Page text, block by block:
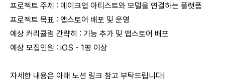
프로젝트 주제 : 메이크업 아티스트와 모델을 연결하는 플랫폼
프로젝트 목표 : 앱스토어 배포 및 운영
예상 커리큘럼 간략히 : 기능 추가 및 앱스토어 배포
예상 모집인원 : iOS - 1명 이상
자세한 내용은 아래 노션 링크 참고 부탁드립니다!